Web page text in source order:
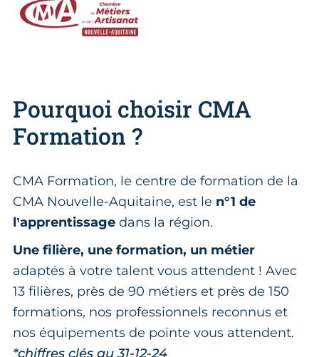
Pourquoi choisir CMA
Formation ?
CMA Formation, le centre de formation de la
CMA Nouvelle-Aquitaine, est le n°1 de
l’apprentissage dans la région.
Une filière, une formation, un métier
adaptés à votre talent vous attendent ! Avec
13 filières, près de 90 métiers et près de 150
formations, nos professionnels reconnus et
nos équipements de pointe vous attendent.
*chiffres clés au 31-12-24